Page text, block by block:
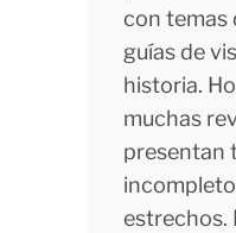
con temas
guías de
historia.
muchas
presentan
estrechos.